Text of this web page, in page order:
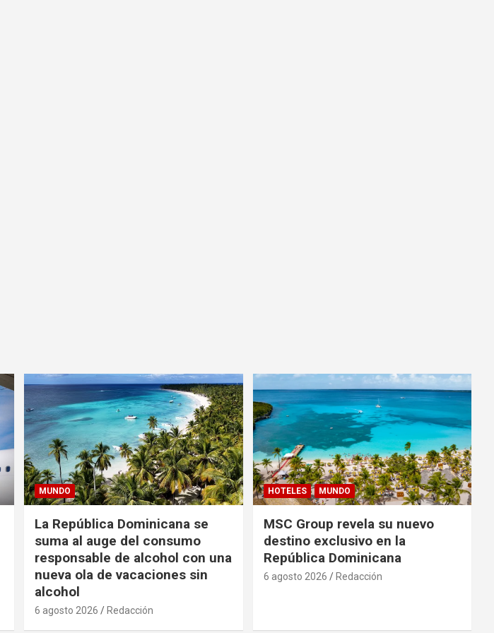
MUNDO
La República Dominicana se
suma al auge del consumo
responsable de alcohol con una
nueva ola de vacaciones sin
alcohol
6 agosto 2026 Redacción
HOTELES MUNDO
MSC Group revela su nuevo
destino exclusivo en la
República Dominicana
6 agosto 2026 Redacción